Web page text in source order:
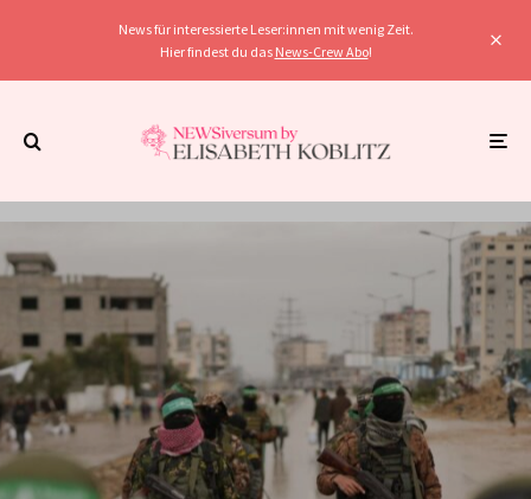
News für interessierte Leser:innen mit wenig Zeit.
Hier findest du das News-Crew Abo!